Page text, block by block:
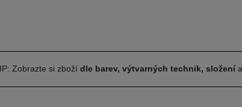
Zobrazte si zboží dle barev, výtvarných technik, složení